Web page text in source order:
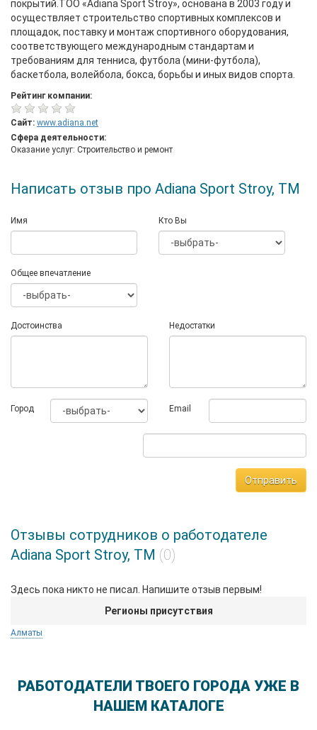
покрытий.ТОО «Adiana Sport Stroy», основана в 2003 году и
осуществляет строительство спортивных комплексов и
площадок, поставку и монтаж спортивного оборудования,
соответствующего международным стандартам и
требованиям для тенниса, футбола (мини-футбола),
баскетбола, волейбола, бокса, борьбы и иных видов спорта.
Рейтинг компании:
Сайт: www.adiana.net
Сфера деятельности:
Оказание услуг: Строительство и ремонт
Написать отзыв про Adiana Sport Stroy, ТМ
Имя Кто Вы
Общее впечатление
Достоинства Недостатки
Город Email
Отправить
Отзывы сотрудников о работодателе
Adiana Sport Stroy, ТМ (0)
Здесь пока никто не писал. Напишите отзыв первым!
Регионы присутствия
Алматы
РАБОТОДАТЕЛИ ТВОЕГО ГОРОДА УЖЕ В
НАШЕМ КАТАЛОГЕ